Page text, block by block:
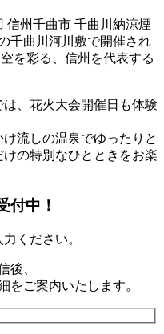
信州千曲市 千曲川納涼煙
千曲川河川敷で開催され
を彩る、信州を代表する
、花火大会開催日も体験
流しの温泉でゆったりと
の特別なひとときをお楽
付中！
ください。
後、
をご案内いたします。